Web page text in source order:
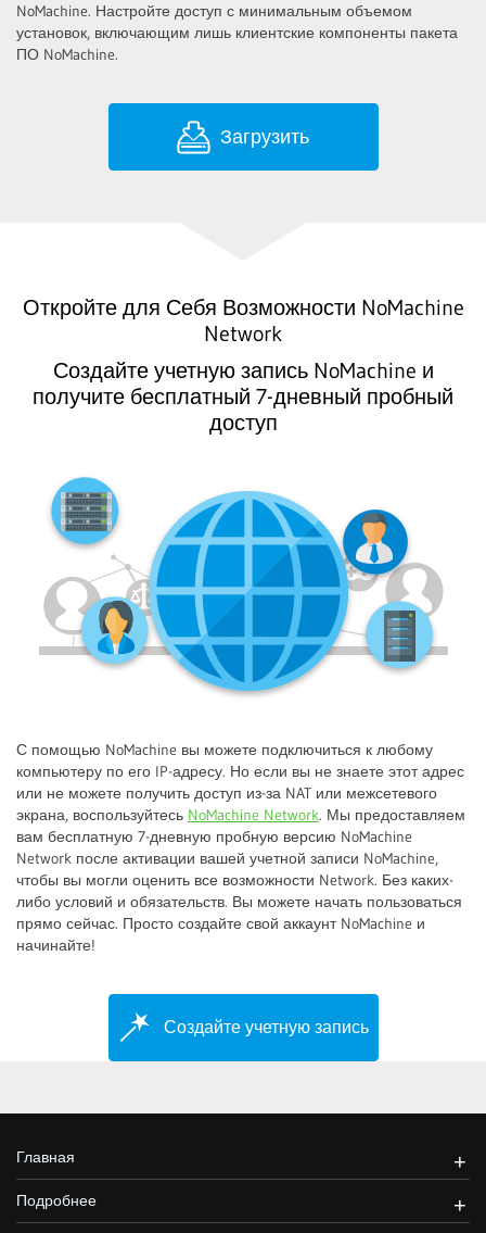
NoMachine. Настройте доступ с минимальным объемом
установок, включающим лишь клиентские компоненты пакета
ПО NoMachine.
Загрузить
Откройте для Себя Возможности NoMachine
Network
Создайте учетную запись NoMachine и
получите бесплатный 7-дневный пробный
доступ
С помощью NoMachine вы можете подключиться к любому
компьютеру по его IP-адресу. Но если вы не знаете этот адрес
или не можете получить доступ из-за NAT или межсетевого
экрана, воспользуйтесь NoMachine Network. Мы предоставляем
вам бесплатную 7-дневную пробную версию NoMachine
Network после активации вашей учетной записи NoMachine,
чтобы вы могли оценить все возможности Network. Без каких-
либо условий и обязательств. Вы можете начать пользоваться
прямо сейчас. Просто создайте свой аккаунт NoMachine и
начинайте!
Создайте учетную запись
Главная +
Подробнее +